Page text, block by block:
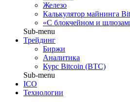
Железо
Калькулятор майнинга
«С блокчейном и
Sub-menu
Трейдинг
Биржи
Аналитика
Курс Bitcoin (BTC)
Sub-menu
ICO
Технологии